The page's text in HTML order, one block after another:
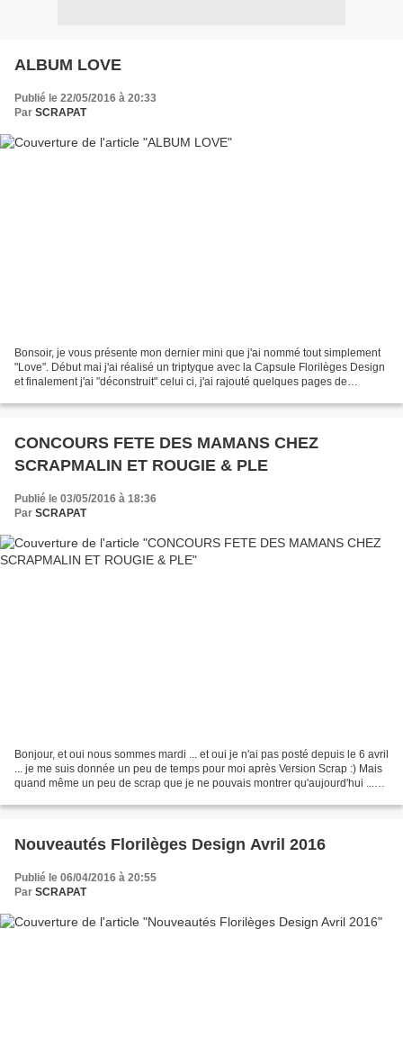
ALBUM LOVE
Publié le 22/05/2016 à 20:33
Par SCRAPAT
Bonsoir, je vous présente mon dernier mini que j'ai nommé tout simplement
"Love". Début mai j'ai réalisé un triptyque avec la Capsule Florilèges Design
et finalement j'ai "déconstruit" celui ci, j'ai rajouté quelques pages de
CONCOURS FETE DES MAMANS CHEZ
SCRAPMALIN ET ROUGIE & PLE
Publié le 03/05/2016 à 18:36
Par SCRAPAT
Bonjour, et oui nous sommes mardi ... et oui je n'ai pas posté depuis le 6 avril
... je me suis donnée un peu de temps pour moi après Version Scrap :) Mais
quand même un peu de scrap que je ne pouvais montrer qu'aujourd'hui ...
Nouveautés Florilèges Design Avril 2016
Publié le 06/04/2016 à 20:55
Par SCRAPAT